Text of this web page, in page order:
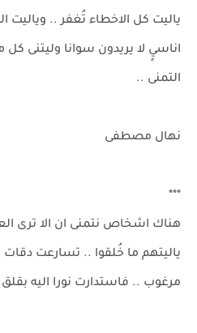
ياليت كل الاخطاء تُغفر .. وياليت
اناسيٍ لا يريدون سوانا وليتنى
التمنى ..
نهال مصطفى
***
هناك اشخاص نتمنى ان الا ترى
ياليتهم ما خُلقوا .. تسارعت دقات
مرغوب .. فاستدارت نورا اليه